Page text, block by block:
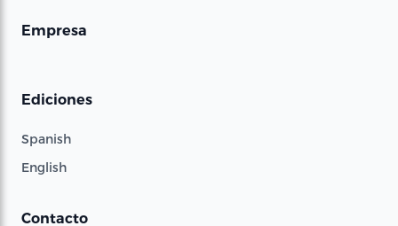
Empresa
Ediciones
Spanish
English
Contacto